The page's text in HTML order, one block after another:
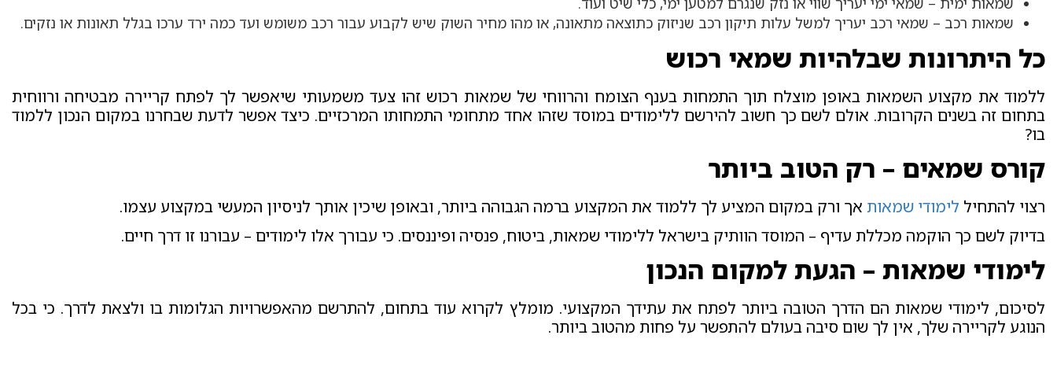
שמאות רכב – שמאי רכב יעריך למשל עלות תיקון רכב שניזוק כתוצאה מתאונה, או מהו מחיר השוק שיש לקבוע עבור רכב משומש ועד כמה ירד ערכו בגלל תאונות או נזקים.
כל היתרונות שבלהיות שמאי רכוש
ללמוד את מקצוע השמאות באופן מוצלח תוך התמחות בענף הצומח והרווחי של שמאות רכוש זהו צעד משמעותי שיאפשר לך לפתח קריירה מבטיחה ורווחית
בתחום זה בשנים הקרובות. אולם לשם כך חשוב להירשם ללימודים במוסד שזהו אחד מתחומי התמחותו המרכזיים. כיצד אפשר לדעת שבחרנו במקום הנכון ללמוד
בו?
קורס שמאים – רק הטוב ביותר
רצוי להתחיל לימודי שמאות אך ורק במקום המציע לך ללמוד את המקצוע ברמה הגבוהה ביותר, ובאופן שיכין אותך לניסיון המעשי במקצוע עצמו.
בדיוק לשם כך הוקמה מכללת עדיף – המוסד הוותיק בישראל ללימודי שמאות, ביטוח, פנסיה ופיננסים. כי עבורך אלו לימודים – עבורנו זו דרך חיים.
לימודי שמאות – הגעת למקום הנכון
לסיכום, לימודי שמאות הם הדרך הטובה ביותר לפתח את עתידך המקצועי. מומלץ לקרוא עוד בתחום, להתרשם מהאפשרויות הגלומות בו ולצאת לדרך. כי בכל
הנוגע לקריירה שלך, אין לך שום סיבה בעולם להתפשר על פחות מהטוב ביותר.